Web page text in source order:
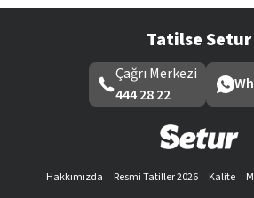
Tatilse Setur
Çağrı Merkezi
444 28 22
Hakkımızda Resmi Tatiller 2026 Kalite